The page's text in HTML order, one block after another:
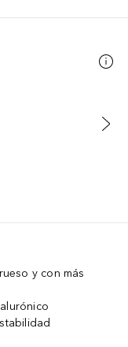
y con más